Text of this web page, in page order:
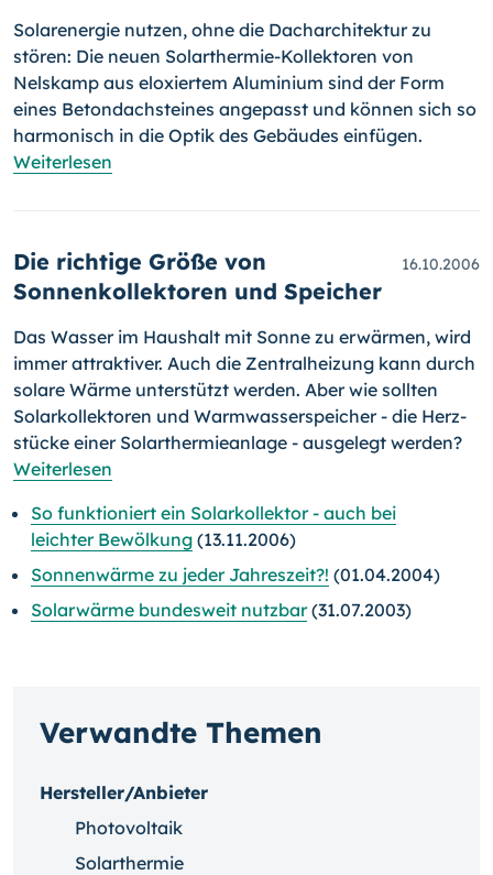
Solarenergie nutzen, ohne die Dacharchitektur zu
stören: Die neuen Solarthermie-Kollektoren von
Nelskamp aus eloxiertem Aluminium sind der Form
eines Betondachsteines angepasst und können sich so
har­mo­nisch in die Optik des Gebäudes einfügen.
Weiterlesen
Die richtige Größe von
Sonnenkollektoren und Speicher
16.10.2006
Das Wasser im Haushalt mit Sonne zu erwärmen, wird
immer attraktiver. Auch die Zentralheizung kann durch
solare Wärme unterstützt werden. Aber wie sollten
Solarkollektoren und Warmwasserspeicher - die Herz­
stücke einer Solarthermieanlage - ausgelegt werden?
Weiterlesen
So funktioniert ein Solarkollektor - auch bei
leichter Bewölkung (13.11.2006)
Sonnenwärme zu jeder Jahreszeit?! (01.04.2004)
Solarwärme bundesweit nutzbar(31.07.2003)
Verwandte Themen
Hersteller/Anbieter
Photovoltaik
Solarthermie